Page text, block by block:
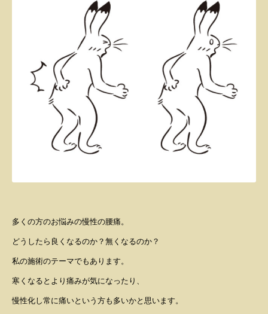
多くの方のお悩みの慢性の腰痛。
どうしたら良くなるのか？無くなるのか？
私の施術のテーマでもあります。
寒くなるとより痛みが気になったり、
慢性化し常に痛いという方も多いかと思います。